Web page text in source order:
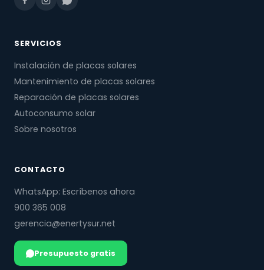
SERVICIOS
Instalación de placas solares
Mantenimiento de placas solares
Reparación de placas solares
Autoconsumo solar
Sobre nosotros
CONTACTO
WhatsApp: Escríbenos ahora
900 365 008
gerencia@enertysur.net
Presupuesto gratis